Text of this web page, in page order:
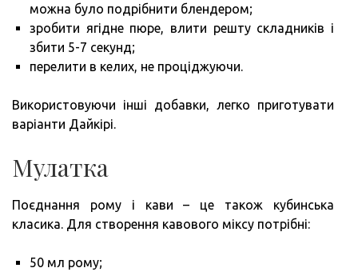
можна було подрібнити блендером;
зробити ягідне пюре, влити решту складників і
збити 5-7 секунд;
перелити в келих, не проціджуючи.
Використовуючи інші добавки, легко приготувати
варіанти Дайкірі.
Мулатка
Поєднання рому і кави – це також кубинська
класика. Для створення кавового міксу потрібні:
50 мл рому;